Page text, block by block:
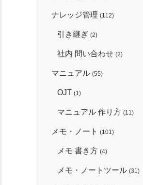
ナレッジ管理 (112)
引き継ぎ (2)
社内 問い合わせ (2)
マニュアル (55)
OJT (1)
マニュアル 作り方 (11)
メモ・ノート (101)
メモ 書き方 (4)
メモ・ノートツール (31)